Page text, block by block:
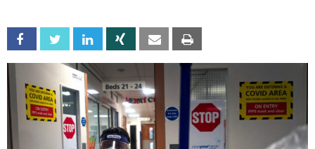
Facebook Twitter Linkedin Xing Email